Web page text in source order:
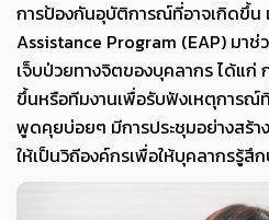
การป้องกันอุบัติการณ์ที่อาจเกิดขึ้น
Assistance Program (EAP) มาช่
เจ็บป่วยทางจิตของบุคลากร ได้แ
ขึ้นหรือทีมงานเพื่อรับฟังเหตุการณ์
พูดคุยบ่อยๆ มีการประชุมอย่างสร้า
ให้เป็นวิถีองค์กรเพื่อให้บุคลากรรู้